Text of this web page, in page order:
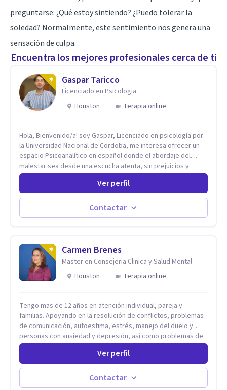
preguntarse: ¿Qué estoy sintiendo? ¿Puedo tolerar la
soledad? Normalmente, este sentimiento nos genera una
sensación de culpa.
Encuentra los mejores profesionales cerca de ti
Gaspar Taricco
Licenciado en Psicologia
Houston
Terapia online
Hola, Bienvenido/a! soy Gaspar, Licenciado en psicología por
la Universidad Nacional de Cordoba, me interesa ofrecer un
espacio Psicoanalítico en español donde el abordaje del
malestar sea desde una escucha atenta, sin prejuicios y
rescatando lo singular de cada caso, sin caer en etiquetas.
Considero que todas las personas en algún momento pueden
sufrir y cada una por cuestiones particulares, es en mi
espacio donde se le dará un lugar a esas cuestiones
singulares de cada uno, para luego generar cambios. Soy una
investigo. Siempre en la búsqueda de ser un mejor
profesional.
Ver perfil
Contactar
Carmen Brenes
Master en Consejeria Clinica y Salud Mental
Houston
Terapia online
Tengo mas de 12 años en atención individual, pareja y
familias. Apoyando en la resolución de conflictos, problemas
de comunicación, autoestima, estrés, manejo del duelo y
personas con ansiedad y depresión, así como problemas de
conducta y comportamiento. Desarrollo de personas
Estableciendo metas a corto y largo plazo, es vital para la
vida de cada uno tener su propia vision.
Ver perfil
Contactar